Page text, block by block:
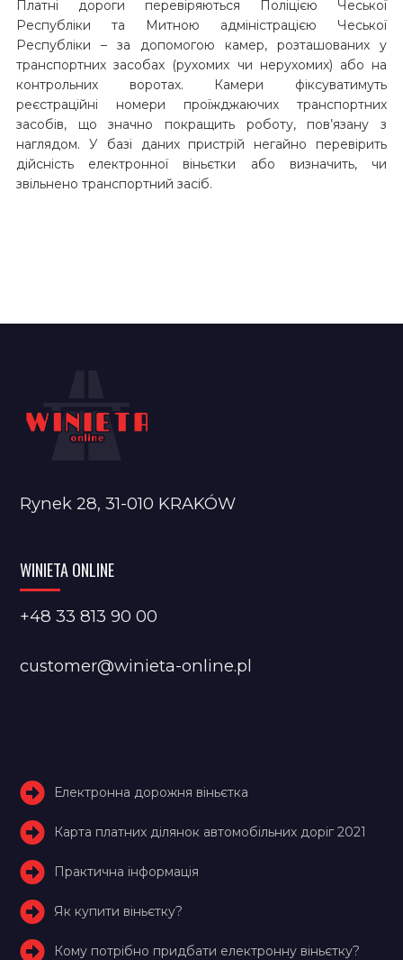
Платні дороги перевіряються Поліцією Чеської
Республіки та Митною адміністрацією Чеської
Республіки – за допомогою камер, розташованих у
транспортних засобах (рухомих чи нерухомих) або на
контрольних воротах. Камери фіксуватимуть
реєстраційні номери проїжджаючих транспортних
засобів, що значно покращить роботу, пов’язану з
наглядом. У базі даних пристрій негайно перевірить
дійсність електронної віньєтки або визначить, чи
звільнено транспортний засіб.
Rynek 28, 31-010 KRAKÓW
WINIETA ONLINE
+48 33 813 90 00
customer@winieta-online.pl
Електронна дорожня віньєтка
Карта платних ділянок автомобільних доріг 2021
Практична інформація
Як купити віньєтку?
Кому потрібно придбати електронну віньєтку?